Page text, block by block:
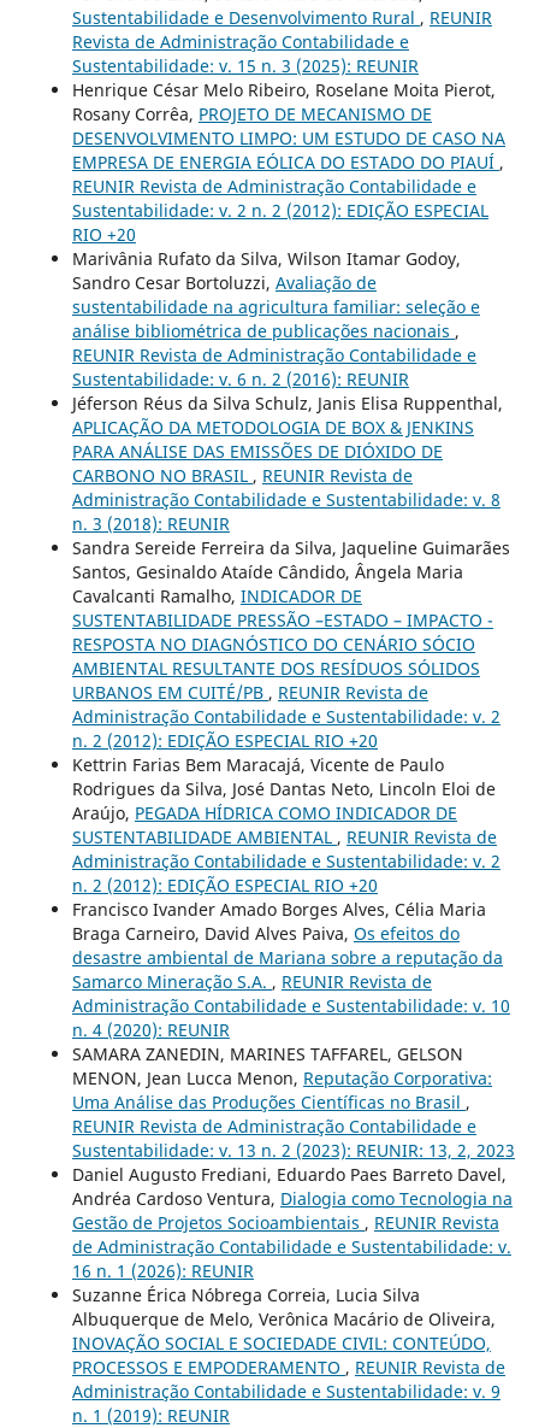
Sustentabilidade e Desenvolvimento Rural , REUNIR
Revista de Administração Contabilidade e
Sustentabilidade: v. 15 n. 3 (2025): REUNIR
Henrique César Melo Ribeiro, Roselane Moita Pierot,
Rosany Corrêa, PROJETO DE MECANISMO DE
DESENVOLVIMENTO LIMPO: UM ESTUDO DE CASO NA
EMPRESA DE ENERGIA EÓLICA DO ESTADO DO PIAUÍ ,
REUNIR Revista de Administração Contabilidade e
Sustentabilidade: v. 2 n. 2 (2012): EDIÇÃO ESPECIAL
RIO +20
Marivânia Rufato da Silva, Wilson Itamar Godoy,
Sandro Cesar Bortoluzzi, Avaliação de
sustentabilidade na agricultura familiar: seleção e
análise bibliométrica de publicações nacionais ,
REUNIR Revista de Administração Contabilidade e
Sustentabilidade: v. 6 n. 2 (2016): REUNIR
Jéferson Réus da Silva Schulz, Janis Elisa Ruppenthal,
APLICAÇÃO DA METODOLOGIA DE BOX & JENKINS
PARA ANÁLISE DAS EMISSÕES DE DIÓXIDO DE
CARBONO NO BRASIL , REUNIR Revista de
Administração Contabilidade e Sustentabilidade: v. 8
n. 3 (2018): REUNIR
Sandra Sereide Ferreira da Silva, Jaqueline Guimarães
Santos, Gesinaldo Ataíde Cândido, Ângela Maria
Cavalcanti Ramalho, INDICADOR DE
SUSTENTABILIDADE PRESSÃO –ESTADO – IMPACTO -
RESPOSTA NO DIAGNÓSTICO DO CENÁRIO SÓCIO
AMBIENTAL RESULTANTE DOS RESÍDUOS SÓLIDOS
URBANOS EM CUITÉ/PB , REUNIR Revista de
Administração Contabilidade e Sustentabilidade: v. 2
n. 2 (2012): EDIÇÃO ESPECIAL RIO +20
Kettrin Farias Bem Maracajá, Vicente de Paulo
Rodrigues da Silva, José Dantas Neto, Lincoln Eloi de
Araújo, PEGADA HÍDRICA COMO INDICADOR DE
SUSTENTABILIDADE AMBIENTAL , REUNIR Revista de
Administração Contabilidade e Sustentabilidade: v. 2
n. 2 (2012): EDIÇÃO ESPECIAL RIO +20
Francisco Ivander Amado Borges Alves, Célia Maria
Braga Carneiro, David Alves Paiva, Os efeitos do
desastre ambiental de Mariana sobre a reputação da
Samarco Mineração S.A. , REUNIR Revista de
Administração Contabilidade e Sustentabilidade: v. 10
n. 4 (2020): REUNIR
SAMARA ZANEDIN, MARINES TAFFAREL, GELSON
MENON, Jean Lucca Menon, Reputação Corporativa:
Uma Análise das Produções Científicas no Brasil ,
REUNIR Revista de Administração Contabilidade e
Sustentabilidade: v. 13 n. 2 (2023): REUNIR: 13, 2, 2023
Daniel Augusto Frediani, Eduardo Paes Barreto Davel,
Andréa Cardoso Ventura, Dialogia como Tecnologia na
Gestão de Projetos Socioambientais , REUNIR Revista
de Administração Contabilidade e Sustentabilidade: v.
16 n. 1 (2026): REUNIR
Suzanne Érica Nóbrega Correia, Lucia Silva
Albuquerque de Melo, Verônica Macário de Oliveira,
INOVAÇÃO SOCIAL E SOCIEDADE CIVIL: CONTEÚDO,
PROCESSOS E EMPODERAMENTO , REUNIR Revista de
Administração Contabilidade e Sustentabilidade: v. 9
n. 1 (2019): REUNIR